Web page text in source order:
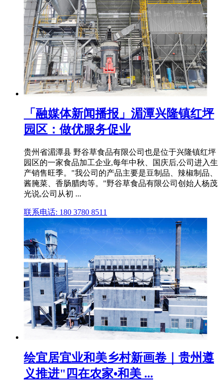
「融媒体新闻播报」湄潭兴隆镇红坪
园区：做优服务促业
贵州省湄潭县 野谷草食品有限公司也是位于兴隆镇红坪
园区的一家食品加工企业,每年中秋、国庆后,公司进入生
产销售旺季。"我公司的产品主要是豆制品、辣椒制品、
酱腌菜、香肠腊肉等。"野谷草食品有限公司创始人杨茂
光说,公司从初 ...
联系电话: 180 3780 8511
绘宜居宜业和美乡村新画卷｜贵州遵
义推进"四在农家•和美 ...